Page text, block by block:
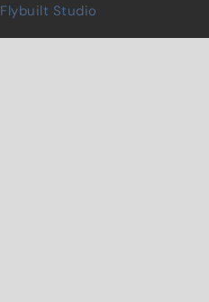
Flybuilt Studio